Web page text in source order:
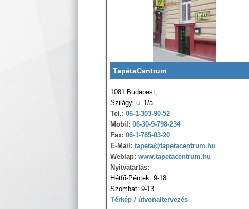
TapétaCentrum
1081 Budapest,
Szilágyi u. 1/a.
Tel.: 06-1-303-90-52
Mobil: 06-30-9-798-234
Fax: 06-1-785-03-20
E-Mail: tapeta@tapetacentrum.hu
Weblap: www.tapetacentrum.hu
Nyitvatartás:
Hétfő-Péntek: 9-18
Szombat: 9-13
Térkép / útvonaltervezés